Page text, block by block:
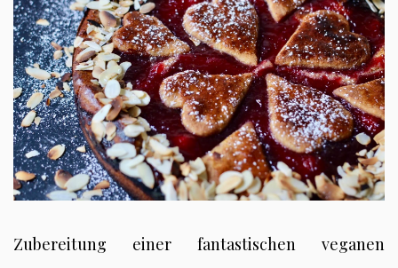
Zubereitung einer fantastischen veganen